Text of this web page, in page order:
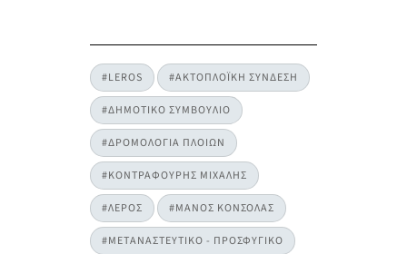
#LEROS #ΑΚΤΟΠΛΟΪΚΗ ΣΥΝΔΕΣΗ
#ΔΗΜΟΤΙΚΟ ΣΥΜΒΟΥΛΙΟ
#ΔΡΟΜΟΛΟΓΙΑ ΠΛΟΙΩΝ
#ΚΟΝΤΡΑΦΟΥΡΗΣ ΜΙΧΑΛΗΣ
#ΛΕΡΟΣ #ΜΑΝΟΣ ΚΟΝΣΟΛΑΣ
#ΜΕΤΑΝΑΣΤΕΥΤΙΚΟ - ΠΡΟΣΦΥΓΙΚΟ